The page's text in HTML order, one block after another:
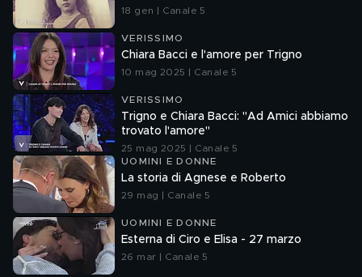
18 gen | Canale 5
VERISSIMO
Chiara Bacci e l'amore per Trigno
10 mag 2025 | Canale 5
VERISSIMO
Trigno e Chiara Bacci: "Ad Amici abbiamo
trovato l'amore"
25 mag 2025 | Canale 5
UOMINI E DONNE
La storia di Agnese e Roberto
29 mag | Canale 5
UOMINI E DONNE
Esterna di Ciro e Elisa - 27 marzo
26 mar | Canale 5